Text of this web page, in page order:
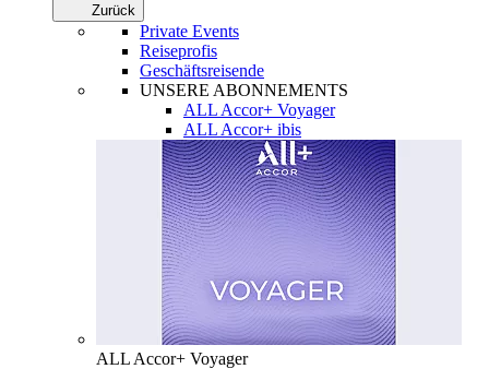
Zurück
Private Events
Reiseprofis
Geschäftsreisende
UNSERE ABONNEMENTS
ALL Accor+ Voyager
ALL Accor+ ibis
ALL Accor+ Voyager